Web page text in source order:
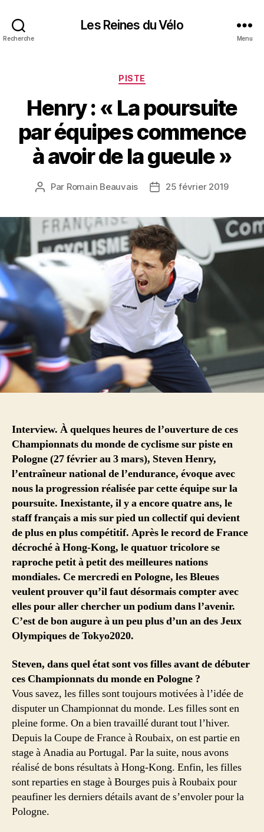
Recherche
Les Reines du Vélo
Menu
Catégories
PISTE
Henry : « La poursuite
par équipes commence
à avoir de la gueule »
Auteur
Par Romain Beauvais
Date25 février 2019
Interview. À quelques heures de l’ouverture de ces
Championnats du monde de cyclisme sur piste en
Pologne (27 février au 3 mars), Steven Henry,
l’entraîneur national de l’endurance, évoque avec
nous la progression réalisée par cette équipe sur la
poursuite. Inexistante, il y a encore quatre ans, le
staff français a mis sur pied un collectif qui devient
de plus en plus compétitif. Après le record de France
décroché à Hong-Kong, le quatuor tricolore se
raproche petit à petit des meilleures nations
mondiales. Ce mercredi en Pologne, les Bleues
veulent prouver qu’il faut désormais compter avec
elles pour aller chercher un podium dans l’avenir.
C’est de bon augure à un peu plus d’un an des Jeux
Olympiques de Tokyo2020.
Steven, dans quel état sont vos filles avant de débuter
ces Championnats du monde en Pologne ?
Vous savez, les filles sont toujours motivées à l’idée de
disputer un Championnat du monde. Les filles sont en
pleine forme. On a bien travaillé durant tout l’hiver.
Depuis la Coupe de France à Roubaix, on est partie en
stage à Anadia au Portugal. Par la suite, nous avons
réalisé de bons résultats à Hong-Kong. Enfin, les filles
sont reparties en stage à Bourges puis à Roubaix pour
peaufiner les derniers détails avant de s’envoler pour la
Pologne.